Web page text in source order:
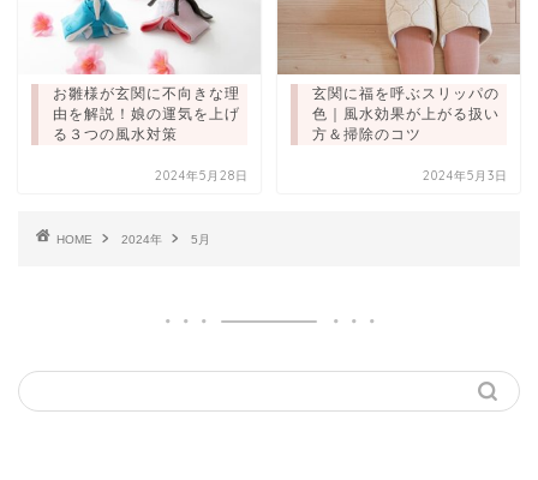
お雛様が玄関に不向きな理
由を解説！娘の運気を上げ
る３つの風水対策
2024年5月28日
玄関に福を呼ぶスリッパの
色｜風水効果が上がる扱い
方＆掃除のコツ
2024年5月3日
HOME 2024年 5月